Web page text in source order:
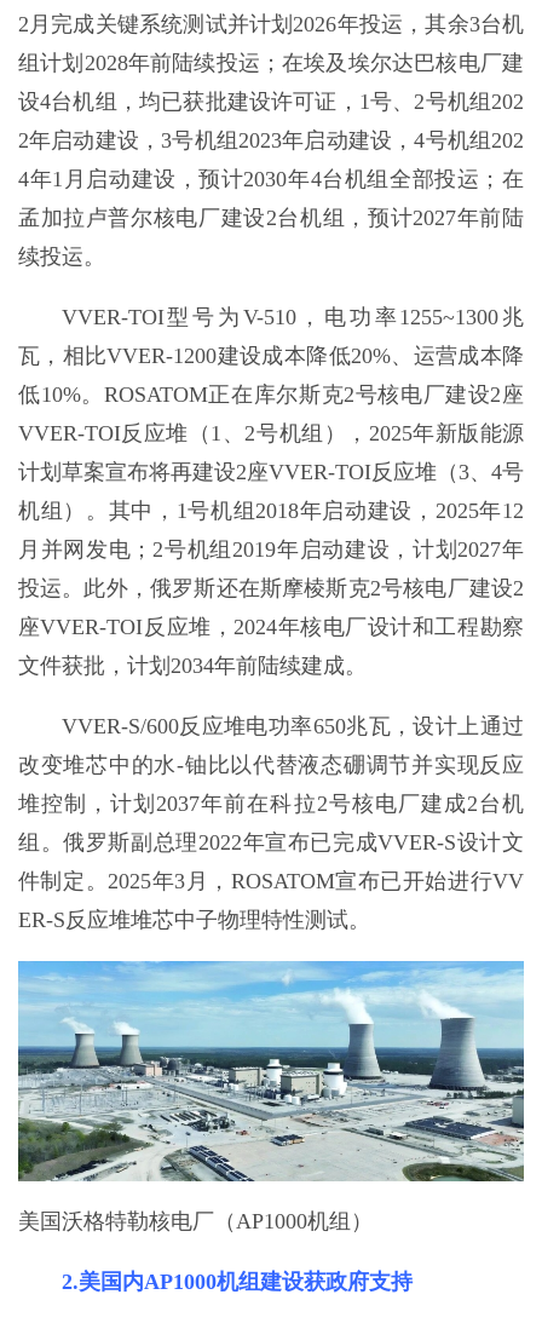
2月完成关键系统测试并计划2026年投运，其余3台机
组计划2028年前陆续投运；在埃及埃尔达巴核电厂建
设4台机组，均已获批建设许可证，1号、2号机组202
2年启动建设，3号机组2023年启动建设，4号机组202
4年1月启动建设，预计2030年4台机组全部投运；在
孟加拉卢普尔核电厂建设2台机组，预计2027年前陆
续投运。
VVER-TOI型号为V-510，电功率1255~1300兆
瓦，相比VVER-1200建设成本降低20%、运营成本降
低10%。ROSATOM正在库尔斯克2号核电厂建设2座
VVER-TOI反应堆（1、2号机组），2025年新版能源
计划草案宣布将再建设2座VVER-TOI反应堆（3、4号
机组）。其中，1号机组2018年启动建设，2025年12
月并网发电；2号机组2019年启动建设，计划2027年
投运。此外，俄罗斯还在斯摩棱斯克2号核电厂建设2
座VVER-TOI反应堆，2024年核电厂设计和工程勘察
文件获批，计划2034年前陆续建成。
VVER-S/600反应堆电功率650兆瓦，设计上通过
改变堆芯中的水-铀比以代替液态硼调节并实现反应
堆控制，计划2037年前在科拉2号核电厂建成2台机
组。俄罗斯副总理2022年宣布已完成VVER-S设计文
件制定。2025年3月，ROSATOM宣布已开始进行VV
ER-S反应堆堆芯中子物理特性测试。
美国沃格特勒核电厂（AP1000机组）
2.美国内AP1000机组建设获政府支持